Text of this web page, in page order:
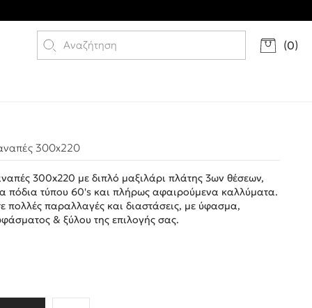
(0)
300x220
300x220 με διπλό μαξιλάρι πλάτης 3ων θέσεων,
πόδια τύπου 60's και πλήρως αφαιρούμενα καλλύματα.
πολλές παραλλαγές και διαστάσεις, με ύφασμα,
& ξύλου της επιλογής σας.